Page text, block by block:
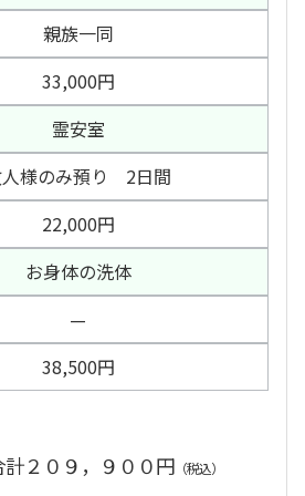
親族一同
33,000円
霊安室
様のみ預り 2日間
22,000円
お身体の洗体
—
38,500円
２０９，９００円 （税込）